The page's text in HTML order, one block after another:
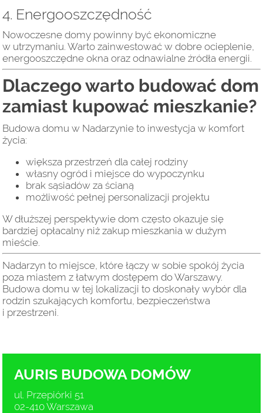
4. Energooszczędność
Nowoczesne domy powinny być ekonomiczne
w utrzymaniu. Warto zainwestować w dobre ocieplenie,
energooszczędne okna oraz odnawialne źródła energii.
Dlaczego warto budować dom
zamiast kupować mieszkanie?
Budowa domu w Nadarzynie to inwestycja w komfort
życia:
większa przestrzeń dla całej rodziny
własny ogród i miejsce do wypoczynku
brak sąsiadów za ścianą
możliwość pełnej personalizacji projektu
W dłuższej perspektywie dom często okazuje się
bardziej opłacalny niż zakup mieszkania w dużym
mieście.
Nadarzyn to miejsce, które łączy w sobie spokój życia
poza miastem z łatwym dostępem do Warszawy.
Budowa domu w tej lokalizacji to doskonały wybór dla
rodzin szukających komfortu, bezpieczeństwa
i przestrzeni.
AURIS BUDOWA DOMÓW
ul. Przepiórki 51
02-410 Warszawa